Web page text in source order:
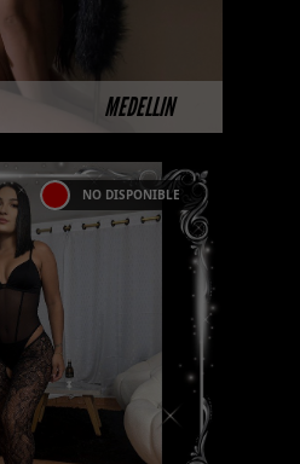
MEDELLIN
NO DISPONIBLE
a nuestro
Platinum.
de modelos
belleza y
...